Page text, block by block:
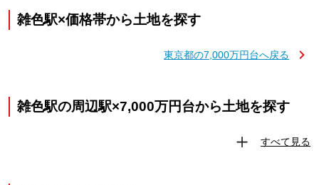
雑色駅×価格帯から土地を探す
東京都の7,000万円台へ戻る
雑色駅の周辺駅×7,000万円台から土地を探す
すべて見る